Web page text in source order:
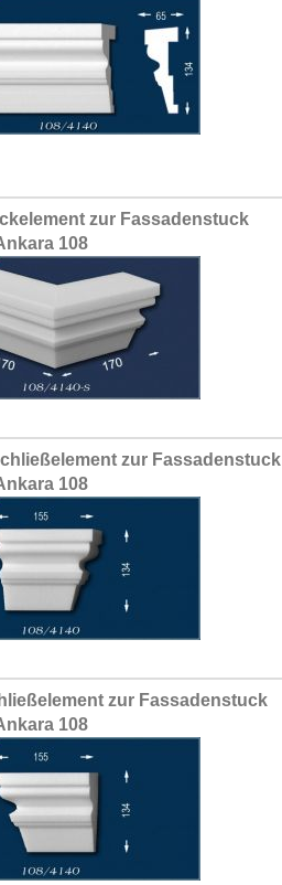
zur Fassadenstuck
108
zur Fassadenstuck
108
zur Fassadenstuck
108